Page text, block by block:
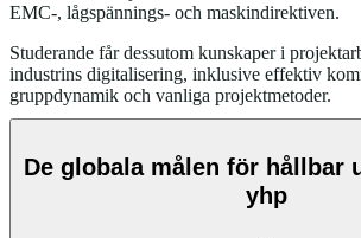
EMC‑, lågspännings- och maskindirektiven.
Studerande får dessutom kunskaper i
industrins digitalisering, inklusive effektiv
gruppdynamik och vanliga projektmetoder.
De globala målen för hållbar
yhp